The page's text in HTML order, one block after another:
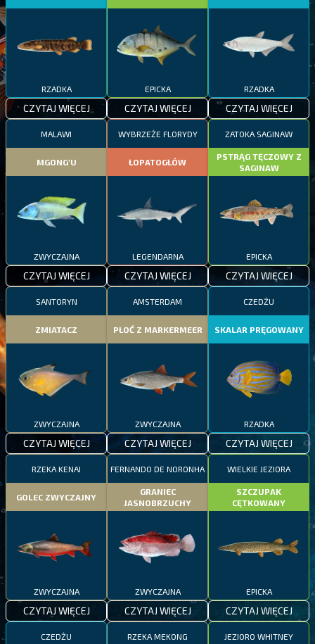
RZADKA
CZYTAJ WIĘCEJ
EPICKA
CZYTAJ WIĘCEJ
RZADKA
CZYTAJ WIĘCEJ
MALAWI
MGONG'U
ZWYCZAJNA
CZYTAJ WIĘCEJ
WYBRZEŻE FLORYDY
ŁOPATOGŁÓW
LEGENDARNA
CZYTAJ WIĘCEJ
ZATOKA SAGINAW
PSTRĄG TĘCZOWY Z
SAGINAW
EPICKA
CZYTAJ WIĘCEJ
SANTORYN
ZMIATACZ
ZWYCZAJNA
CZYTAJ WIĘCEJ
AMSTERDAM
PŁOĆ Z MARKERMEER
ZWYCZAJNA
CZYTAJ WIĘCEJ
CZEDŻU
SKALAR PRĘGOWANY
RZADKA
CZYTAJ WIĘCEJ
RZEKA KENAI
GOLEC ZWYCZAJNY
ZWYCZAJNA
CZYTAJ WIĘCEJ
FERNANDO DE NORONHA
GRANIEC
JASNOBRZUCHY
ZWYCZAJNA
CZYTAJ WIĘCEJ
WIELKIE JEZIORA
SZCZUPAK
CĘTKOWANY
EPICKA
CZYTAJ WIĘCEJ
CZEDŻU RZEKA MEKONG JEZIORO WHITNEY